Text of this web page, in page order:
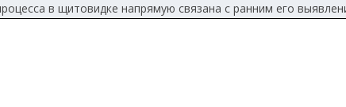
в щитовидке напрямую связана с ранним его